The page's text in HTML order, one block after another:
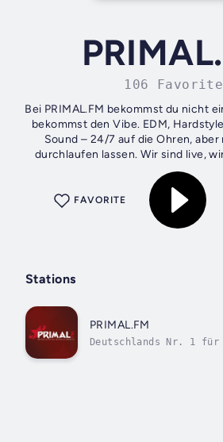
106
Bei PRIMAL.FM bekommst du nicht
bekommst den Vibe. EDM,
Sound – 24/7 auf die Ohren,
durchlaufen lassen. Wir sind live, wir sind echt. Unsere
Hosts bringen dir nicht
FAVORITE
Stations
PRIMAL.FM
Deutschlands Nr. 1 für